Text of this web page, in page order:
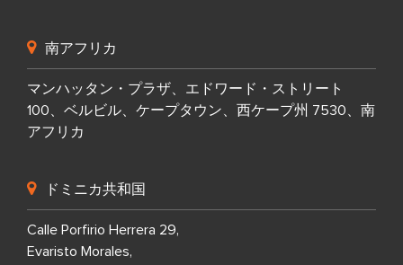
南アフリカ
マンハッタン・プラザ、エドワード・ストリート
100、ベルビル、ケープタウン、西ケープ州 7530、南
アフリカ
ドミニカ共和国
Calle Porfirio Herrera 29,
Evaristo Morales,